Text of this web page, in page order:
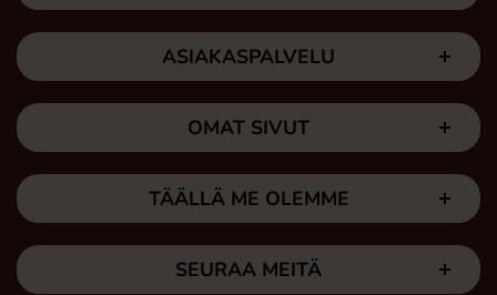
ASIAKASPALVELU
OMAT SIVUT
TÄÄLLÄ ME OLEMME
SEURAA MEITÄ